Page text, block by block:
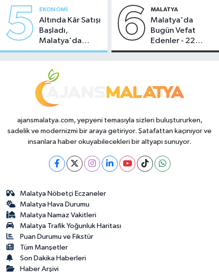
5 EKONOMI
Altında Kâr Satışı
Başladı,
Malatya'da
Makas Ne
6 MALATYA
Malatya'da
Bugün Vefat
Edenler - 22
Temmuz 2026
ajansmalatya.com, yepyeni temasıyla sizleri buluştururken,
sadelik ve modernizmi bir araya getiriyor. Şatafattan kaçınıyor ve
insanlara haber okuyabilecekleri bir altyapı sunuyor.
Malatya Nöbetçi Eczaneler
Malatya Hava Durumu
Malatya Namaz Vakitleri
Malatya Trafik Yoğunluk Haritası
Puan Durumu ve Fikstür
Tüm Manşetler
Son Dakika Haberleri
Haber Arşivi